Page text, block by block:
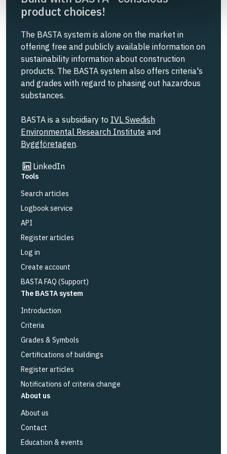
product choices!
The BASTA system is alone on the market in
offering free and publicly available information on
sustainability information about construction
products. The BASTA system also offers criteria's
and grades with regard to phasing out hazardous
substances.
BASTA is a subsidiary to IVL Swedish
Environmental Research Institute and
Byggföretagen.
LinkedIn
Link to other website
Tools
Search articles
Logbook service
API
Register articles
Log in
Create account
BASTA FAQ (Support)
The BASTA system
Introduction
Criteria
Grades & Symbols
Certifications of buildings
Register articles
Notifications of criteria change
About us
About us
Contact
Education & events